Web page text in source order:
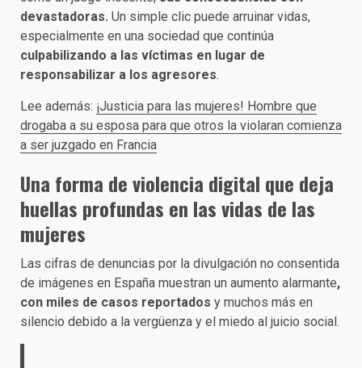
devastadoras. Un simple clic puede arruinar vidas,
especialmente en una sociedad que continúa
culpabilizando a las víctimas en lugar de
responsabilizar a los agresores.
Lee además: ¡Justicia para las mujeres! Hombre que
drogaba a su esposa para que otros la violaran comienza
a ser juzgado en Francia
Una forma de violencia digital que deja
huellas profundas en las vidas de las
mujeres
Las cifras de denuncias por la divulgación no consentida
de imágenes en España muestran un aumento alarmante,
con miles de casos reportados y muchos más en
silencio debido a la vergüenza y el miedo al juicio social.